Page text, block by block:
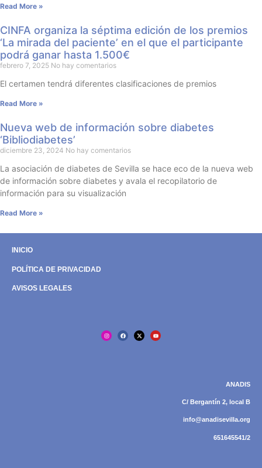
Read More »
CINFA organiza la séptima edición de los premios
‘La mirada del paciente’ en el que el participante
podrá ganar hasta 1.500€
febrero 7, 2025 No hay comentarios
El certamen tendrá diferentes clasificaciones de premios
Read More »
Nueva web de información sobre diabetes
‘Bibliodiabetes’
diciembre 23, 2024 No hay comentarios
La asociación de diabetes de Sevilla se hace eco de la nueva web
de información sobre diabetes y avala el recopilatorio de
información para su visualización
Read More »
INICIO
POLÍTICA DE PRIVACIDAD
AVISOS LEGALES
ANADIS
C/ Bergantín 2, local B
info@anadisevilla.org
651645541/2